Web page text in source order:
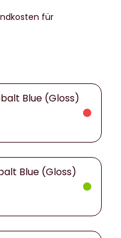
für
Blue (Gloss)
Blue (Gloss)